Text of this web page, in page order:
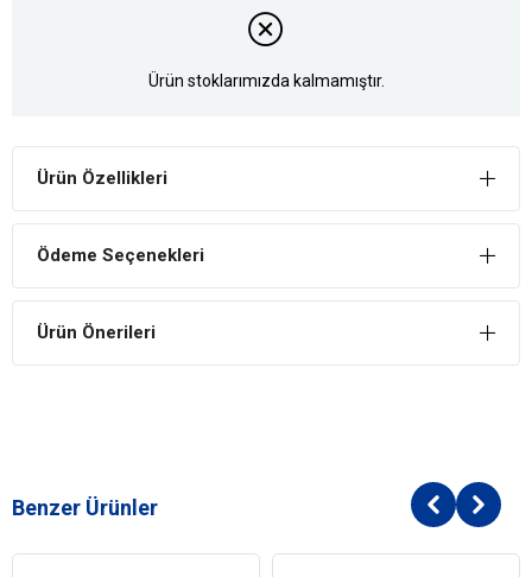
Ürün stoklarımızda kalmamıştır.
Ürün Özellikleri
Ödeme Seçenekleri
Ürün Önerileri
Benzer Ürünler